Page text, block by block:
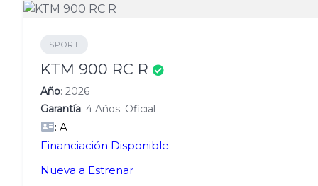
SPORT
KTM 900 RC R
Año: 2026
Garantía: 4 Años. Oficial
: A
Financiación Disponible
Nueva a Estrenar